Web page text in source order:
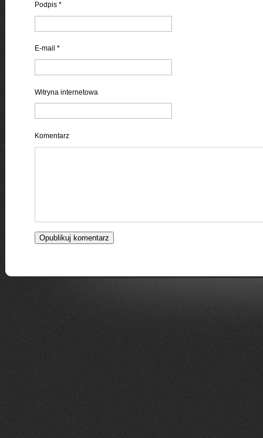
Podpis *
E-mail *
Witryna internetowa
Komentarz